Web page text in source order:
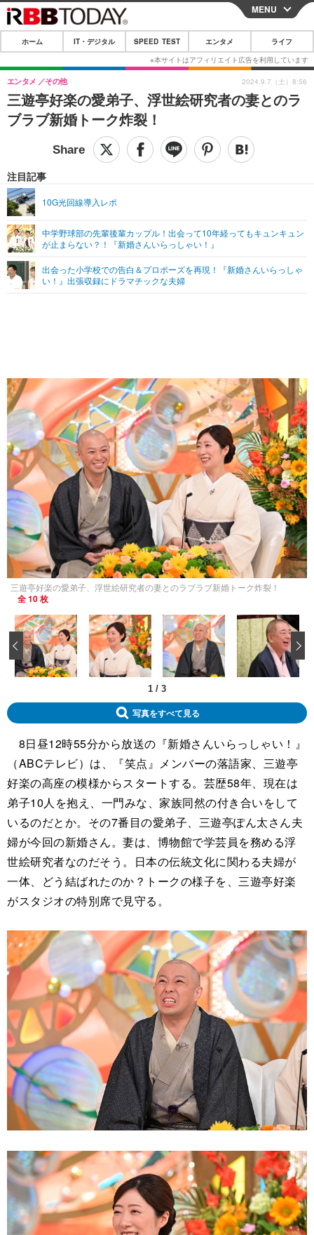
CLOSE
ホーム
IT・デジタル
IT・デジタルTOP スマートフォン
ショッピング その他
SPEED TEST
エンタメTOP 映画・ドラマ
グラビア
ショッピング その他
ライフTOP
その他
リリース一覧
プッシュ通知の停止方法
MENU
ホーム IT・デジタル SPEED TEST エンタメ ライフ
三遊亭好楽の愛弟子、浮世絵研究者の妻とのラ
ブラブ新婚トーク炸裂！
エンタメ その他
注目記事
10G光回線導入レポ
中学野球部の先輩後輩カップル！出会って10年経ってもキュンキュン
が止まらない？！『新婚さんいらっしゃい！』
出会った小学校での告白＆プロポーズを再現！『新婚さんいらっしゃ
い！』出張収録にドラマチックな夫婦
2024.9.7（土）8:56
三遊亭好楽の愛弟子、浮世絵研究者の妻とのラブラブ新婚トーク炸裂！
全 10 枚
1 / 3
‹
写真をすべて見る
8日昼12時55分から放送の『新婚さんいらっしゃい！』
（ABCテレビ）は、『笑点』メンバーの落語家、三遊亭
好楽の高座の模様からスタートする。芸歴58年、現在は
弟子10人を抱え、一門みな、家族同然の付き合いをして
いるのだとか。その7番目の愛弟子、三遊亭ぽん太さん夫
婦が今回の新婚さん。妻は、博物館で学芸員を務める浮
世絵研究者なのだそう。日本の伝統文化に関わる夫婦が
一体、どう結ばれたのか？トークの様子を、三遊亭好楽
がスタジオの特別席で見守る。